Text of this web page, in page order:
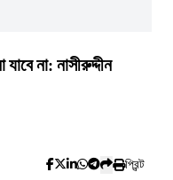
না: নাসীরুদ্দীন
প্রিন্ট